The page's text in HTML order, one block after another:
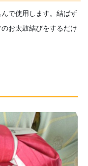
で使用します。結ばず
お太鼓結びをするだけ